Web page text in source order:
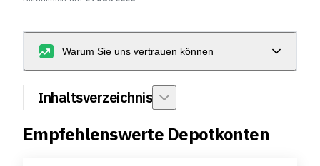
Warum Sie uns vertrauen können
Inhaltsverzeichnis
Empfehlenswerte Depotkonten